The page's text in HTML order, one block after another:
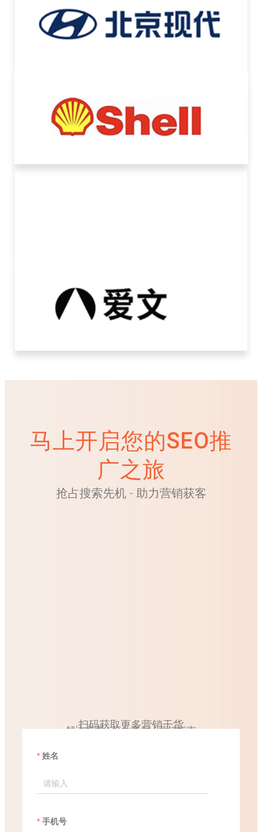
马上开启您的SEO推
广之旅
抢占搜索先机 - 助力营销获客
扫码获取更多营销干货
解决方案 / 行业案例 / 营销指南